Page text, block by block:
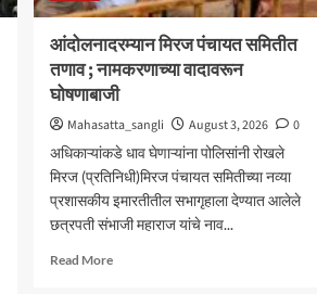
आंदोलनादरम्यान मिरज पंचायत समितीत
तणाव ; नामकरणाच्या वादावरून
घोषणाबाजी
Mahasatta_sangli August 3, 2026
0
अधिकाऱ्यांकडे धाव घेणाऱ्यांना पोलिसांनी रोखले
मिरज (प्रतिनिधी)मिरज पंचायत समितीच्या नव्या
प्रशासकीय इमारतीतील सभागृहाला देण्यात आलेले
छत्रपती संभाजी महाराज यांचे नाव...
Read MoreRead